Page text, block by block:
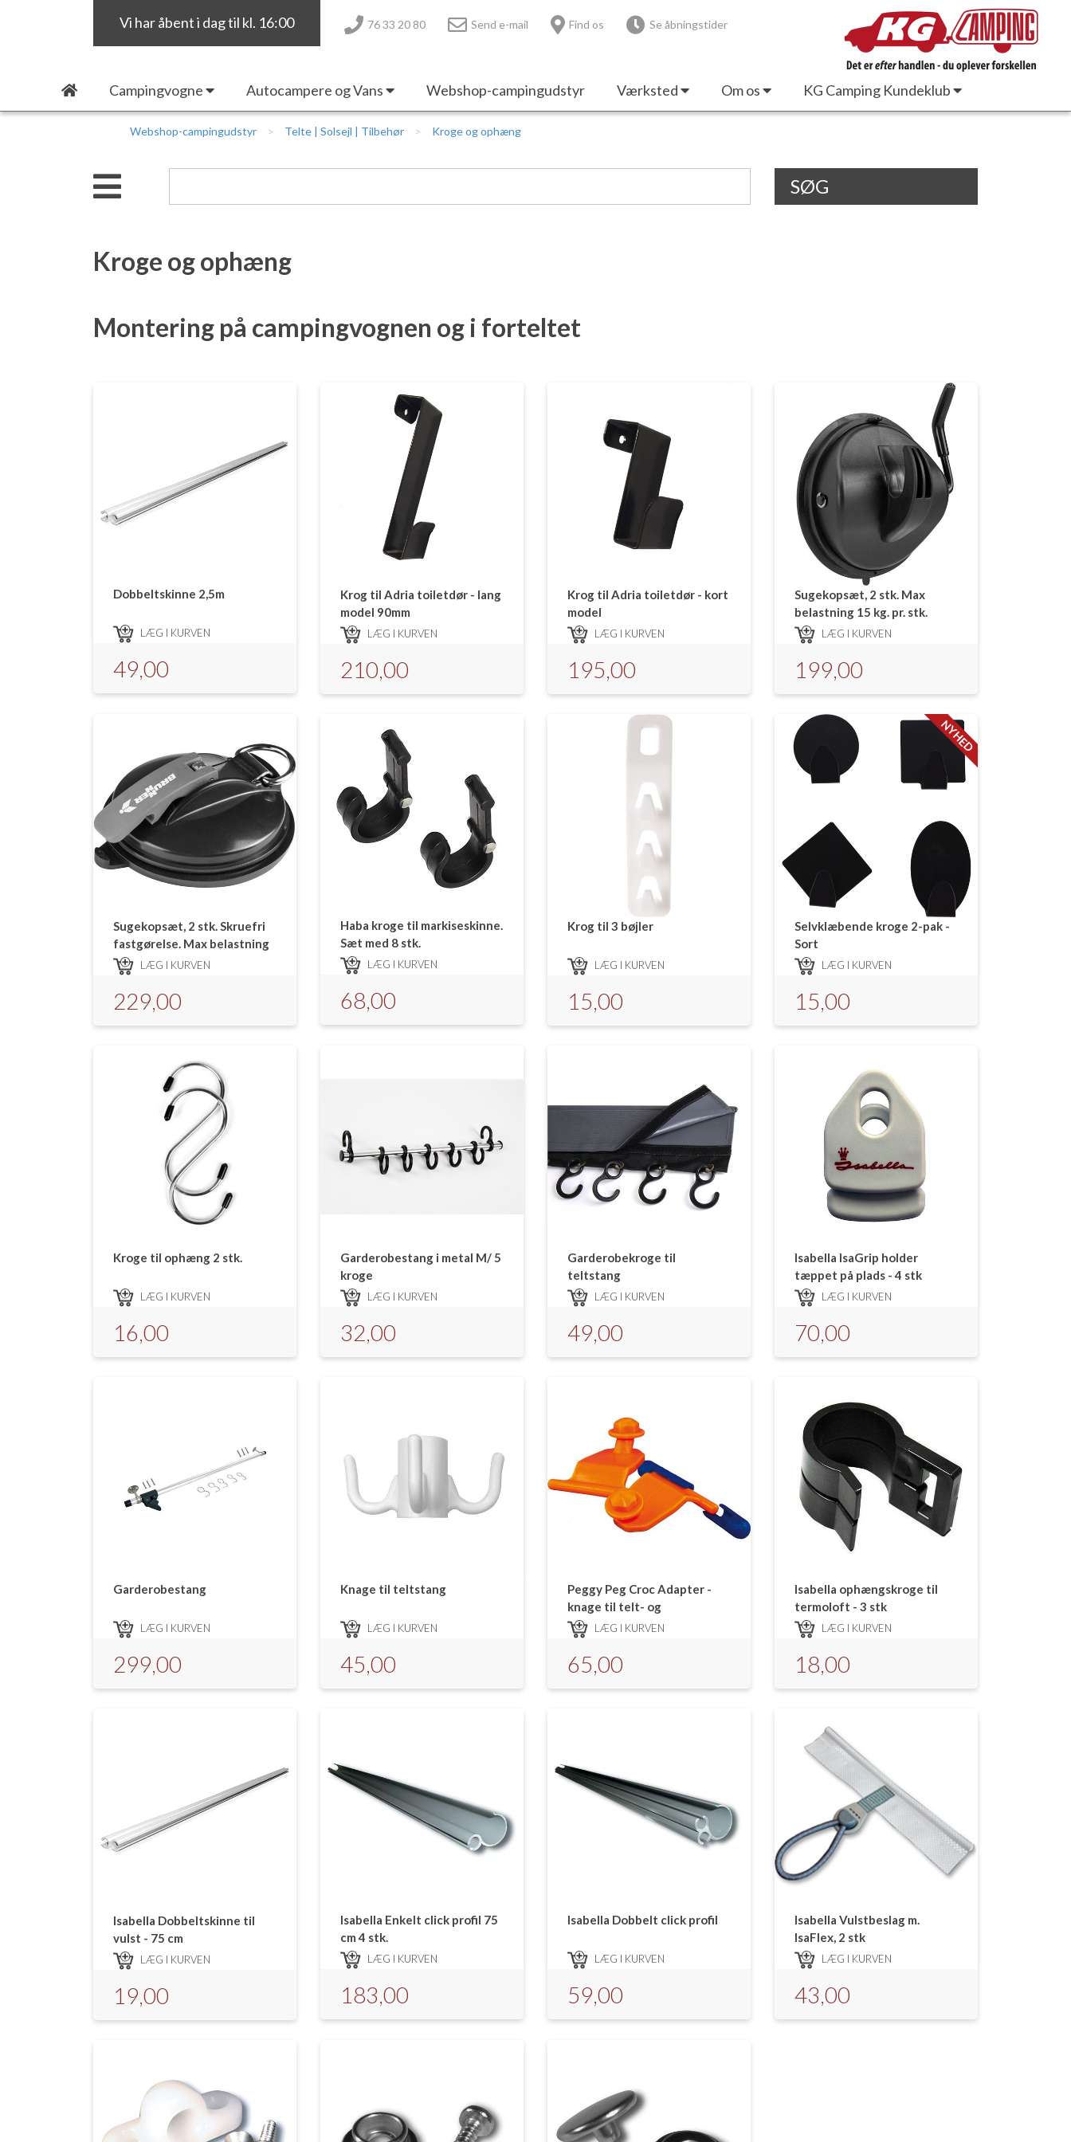
Vi har åbent i dag til kl. 16:00 76 33 20 80 Send e-mail Find os Se åbningstider
Campingvogne Autocampere og Vans Webshop-campingudstyr Værksted Om os KG Camping Kundeklub
Webshop-campingudstyr Telte | Solsejl | Tilbehør Kroge og ophæng
SØG
Kroge og ophæng
Montering på campingvognen og i forteltet
Dobbeltskinne 2,5m
LÆG I KURVEN
49,00
Krog til Adria toiletdør - lang
model 90mm
LÆG I KURVEN
210,00
Krog til Adria toiletdør - kort
model
LÆG I KURVEN
195,00
Sugekopsæt, 2 stk. Max
belastning 15 kg. pr. stk.
LÆG I KURVEN
199,00
Sugekopsæt, 2 stk. Skruefri
fastgørelse. Max belastning
12 kg.LÆG I KURVEN
229,00
Haba kroge til markiseskinne.
Sæt med 8 stk.
LÆG I KURVEN
68,00
Krog til 3 bøjler
LÆG I KURVEN
15,00
Selvklæbende kroge 2-pak -
Sort
LÆG I KURVEN
15,00
NYHED
Kroge til ophæng 2 stk.
LÆG I KURVEN
16,00
Garderobestang i metal M/ 5
kroge
LÆG I KURVEN
32,00
Garderobekroge til
teltstang
LÆG I KURVEN
49,00
Isabella IsaGrip holder
tæppet på plads - 4 stk
LÆG I KURVEN
70,00
Garderobestang
LÆG I KURVEN
299,00
Knage til teltstang
LÆG I KURVEN
45,00
Peggy Peg Croc Adapter -
knage til telt- og
markiseskinne
LÆG I KURVEN
65,00
Isabella ophængskroge til
termoloft - 3 stk
LÆG I KURVEN
18,00
Isabella Dobbeltskinne til
vulst - 75 cm
LÆG I KURVEN
19,00
Isabella Enkelt click profil 75
cm 4 stk.
LÆG I KURVEN
183,00
Isabella Dobbelt click profil
LÆG I KURVEN
59,00
Isabella Vulstbeslag m.
IsaFlex, 2 stk
LÆG I KURVEN
43,00